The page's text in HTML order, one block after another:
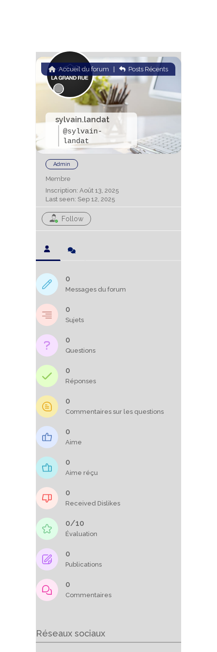
sylvain.landat
@sylvain-
landat
Accueil du forum Posts Récents
Admin
Membre
Inscription: Août 13, 2025
Last seen: Sep 12, 2025
Follow
0
Messages du forum
0
Sujets
0
Questions
0
Réponses
0
Commentaires sur les questions
0
Aime
0
Aime réçu
0
Received Dislikes
0/10
Évaluation
0
Publications
0
Commentaires
Réseaux sociaux